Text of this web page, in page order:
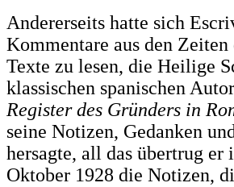
Andererseits hatte sich
Kommentare aus den
Texte zu lesen, die Heilige
klassischen spanischen
Register des Gründers in
seine Notizen, Gedanken
hersagte, all das übertrug
Oktober 1928 die Notizen,